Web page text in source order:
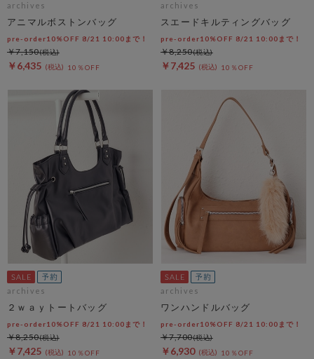
archives
アニマルボストンバッグ
pre-order10%OFF 8/21 10:00まで！
￥6,435 10％OFF
￥7,150
archives
スエードキルティングバッグ
pre-order10%OFF 8/21 10:00まで！
￥7,425 10％OFF
￥8,250
archives
２ｗａｙトートバッグ
pre-order10%OFF 8/21 10:00まで！
￥7,425 10％OFF
￥8,250
archives
ワンハンドルバッグ
pre-order10%OFF 8/21 10:00まで！
￥6,930 10％OFF
￥7,700